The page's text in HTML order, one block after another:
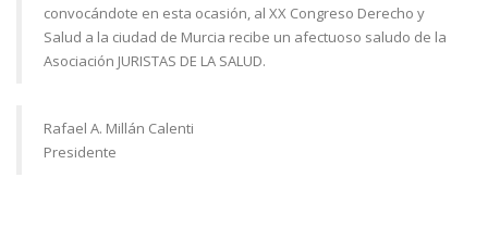
convocándote en esta ocasión, al XX Congreso Derecho y
Salud a la ciudad de Murcia recibe un afectuoso saludo de la
Asociación JURISTAS DE LA SALUD.
Rafael A. Millán Calenti
Presidente